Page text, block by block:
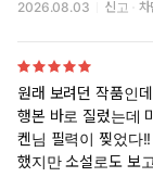
2026.08.03 신고 차
원래 보려던 작품인
행본 바로 질렀는데
켄님 필력이 찢었다
했지만 소설로도 보